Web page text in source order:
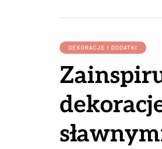
DEKORACJE I DODATKI